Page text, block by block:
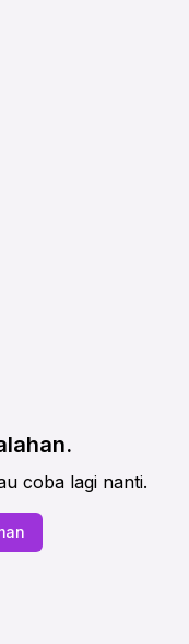
coba lagi nanti.